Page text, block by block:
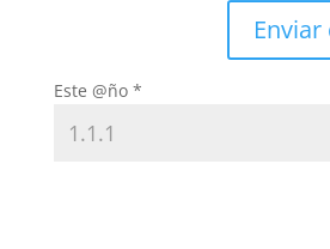
Este @ño *